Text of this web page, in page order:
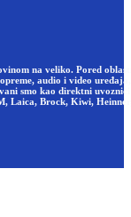
na veliko. Pored
audio i video uređaja,
smo kao direktni uvoznici
Laica, Brock, Kiwi,